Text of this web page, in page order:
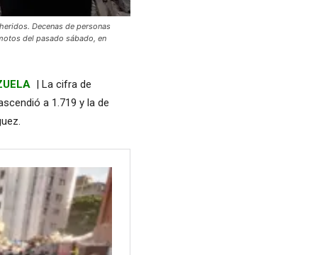
Decenas de personas
del pasado sábado, en
| La cifra de
a 1.719 y la de